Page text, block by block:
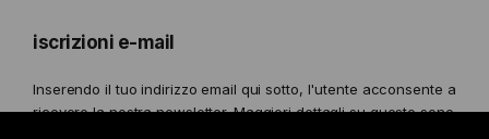
iscrizioni e-mail
Inserendo il tuo indirizzo email qui sotto, l'utente acconsente a
ricevere la nostra newsletter. Maggiori dettagli su questo sono